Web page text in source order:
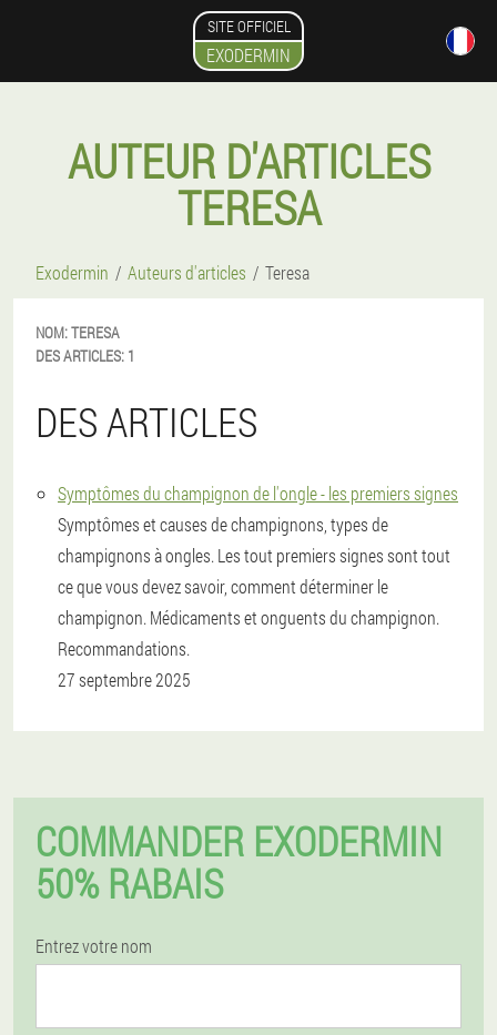
SITE OFFICIEL
EXODERMIN
AUTEUR D'ARTICLES
TERESA
Exodermin Auteurs d'articles Teresa
NOM:TERESA
DES ARTICLES: 1
DES ARTICLES
Symptômes du champignon de l'ongle - les premiers signes
Symptômes et causes de champignons, types de
champignons à ongles. Les tout premiers signes sont tout
ce que vous devez savoir, comment déterminer le
champignon. Médicaments et onguents du champignon.
Recommandations.
27 septembre 2025
COMMANDER EXODERMIN
50% RABAIS
Entrez votre nom